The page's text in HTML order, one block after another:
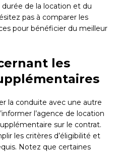
de la location et du
pas à comparer les
pour bénéficier du meilleur
les
la conduite avec une autre
l’agence de location
sur le contrat.
les critères d’éligibilité et
Notez que certaines